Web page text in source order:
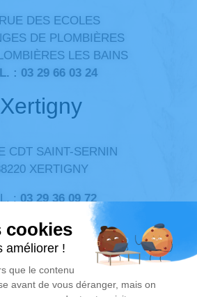
DES ECOLES
DE PLOMBIÈRES
LES BAINS
: 03 29 66 03 24
Xertigny
CDT SAINT-SERNIN
XERTIGNY
:03 29 36 09 72
Infos